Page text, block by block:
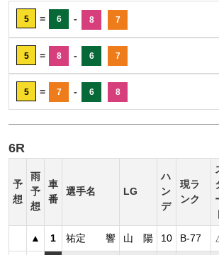
5 = 6 - 8 7
5 = 8 - 6 7
5 = 7 - 6 8
6R
予
想
雨
予
想
車
番
選手名 LG
ハ
ン
デ
現ラ
ンク
▲ 1 祐定 響 山 陽 10 B-77